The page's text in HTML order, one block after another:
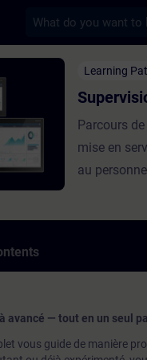
avec
Learning
Parcours
mise en
au
avancé — tout en un seul
vous guide de manière